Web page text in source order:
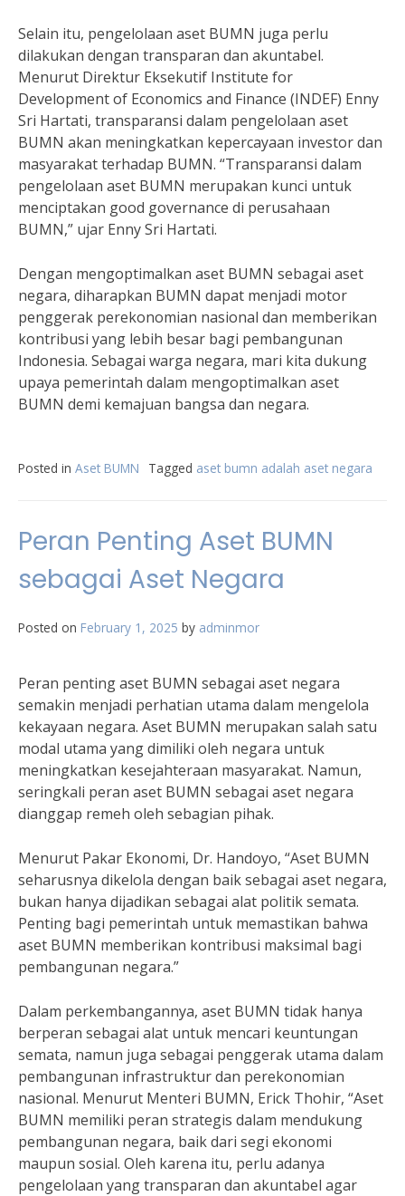
Selain itu, pengelolaan aset BUMN juga perlu
dilakukan dengan transparan dan akuntabel.
Menurut Direktur Eksekutif Institute for
Development of Economics and Finance (INDEF) Enny
Sri Hartati, transparansi dalam pengelolaan aset
BUMN akan meningkatkan kepercayaan investor dan
masyarakat terhadap BUMN. “Transparansi dalam
pengelolaan aset BUMN merupakan kunci untuk
menciptakan good governance di perusahaan
BUMN,” ujar Enny Sri Hartati.
Dengan mengoptimalkan aset BUMN sebagai aset
negara, diharapkan BUMN dapat menjadi motor
penggerak perekonomian nasional dan memberikan
kontribusi yang lebih besar bagi pembangunan
Indonesia. Sebagai warga negara, mari kita dukung
upaya pemerintah dalam mengoptimalkan aset
BUMN demi kemajuan bangsa dan negara.
Posted in Aset BUMN Tagged aset bumn adalah aset negara
Peran Penting Aset BUMN
sebagai Aset Negara
Posted on February 1, 2025 by adminmor
Peran penting aset BUMN sebagai aset negara
semakin menjadi perhatian utama dalam mengelola
kekayaan negara. Aset BUMN merupakan salah satu
modal utama yang dimiliki oleh negara untuk
meningkatkan kesejahteraan masyarakat. Namun,
seringkali peran aset BUMN sebagai aset negara
dianggap remeh oleh sebagian pihak.
Menurut Pakar Ekonomi, Dr. Handoyo, “Aset BUMN
seharusnya dikelola dengan baik sebagai aset negara,
bukan hanya dijadikan sebagai alat politik semata.
Penting bagi pemerintah untuk memastikan bahwa
aset BUMN memberikan kontribusi maksimal bagi
pembangunan negara.”
Dalam perkembangannya, aset BUMN tidak hanya
berperan sebagai alat untuk mencari keuntungan
semata, namun juga sebagai penggerak utama dalam
pembangunan infrastruktur dan perekonomian
nasional. Menurut Menteri BUMN, Erick Thohir, “Aset
BUMN memiliki peran strategis dalam mendukung
pembangunan negara, baik dari segi ekonomi
maupun sosial. Oleh karena itu, perlu adanya
pengelolaan yang transparan dan akuntabel agar